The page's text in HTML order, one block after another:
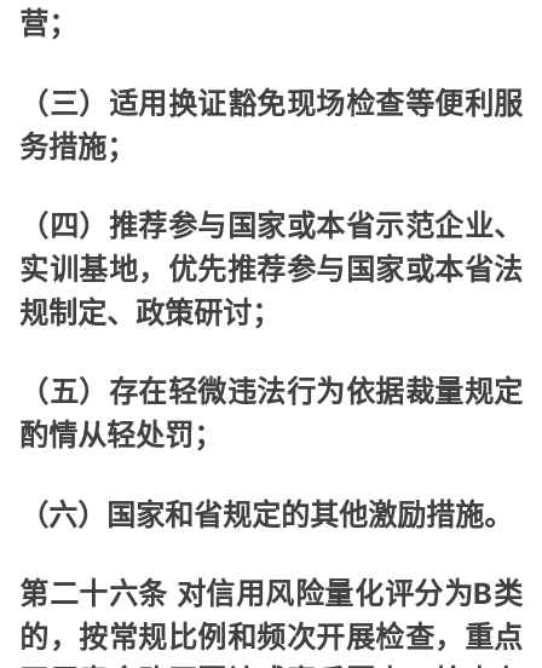
营；
（三）适用换证豁免现场检查等便利服
务措施；
（四）推荐参与国家或本省示范企业、
实训基地，优先推荐参与国家或本省法
规制定、政策研讨；
（五）存在轻微违法行为依据裁量规定
酌情从轻处罚；
（六）国家和省规定的其他激励措施。
第二十六条 对信用风险量化评分为B类
的，按常规比例和频次开展检查，重点